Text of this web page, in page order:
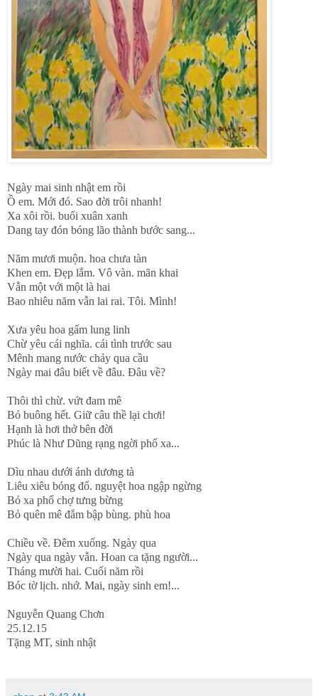
Ngày mai sinh nhật em rồi
Ồ em. Mới đó. Sao đời trôi nhanh!
Xa xôi rồi. buổi xuân xanh
Dang tay đón bóng lão thành bước sang...
Năm mươi muộn. hoa chưa tàn
Khen em. Đẹp lắm. Vô vàn. mãn khai
Vẫn một với một là hai
Bao nhiêu năm vẫn lai rai. Tôi. Mình!
Xưa yêu hoa gấm lung linh
Chừ yêu cái nghĩa. cái tình trước sau
Mênh mang nước chảy qua cầu
Ngày mai đâu biết về đâu. Đâu về?
Thôi thì chừ. vứt đam mê
Bỏ buông hết. Giữ câu thề lại chơi!
Hạnh là hơi thở bên đời
Phúc là Như Dũng rạng ngời phố xa...
Dìu nhau dưới ánh dương tà
Liêu xiêu bóng đổ. nguyệt hoa ngập ngừng
Bỏ xa phố chợ tưng bừng
Bỏ quên mê đắm bập bùng. phù hoa
Chiều về. Đêm xuống. Ngày qua
Ngày qua ngày vẫn. Hoan ca tặng người...
Tháng mười hai. Cuối năm rồi
Bóc tờ lịch. nhớ. Mai, ngày sinh em!...
Nguyễn Quang Chơn
25.12.15
Tặng MT, sinh nhật